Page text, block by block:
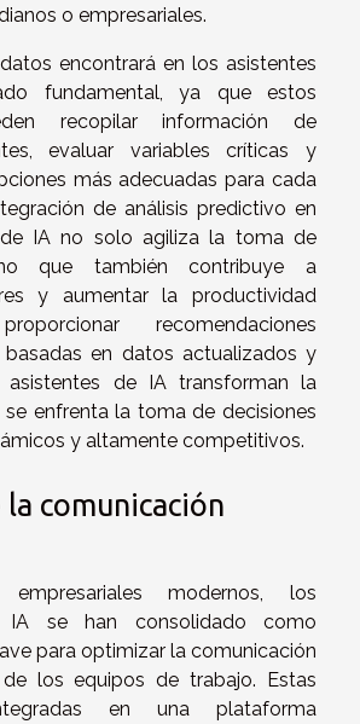
o empresariales.
encontrará en los asistentes
fundamental, ya que estos
recopilar información de
evaluar variables críticas y
más adecuadas para cada
de análisis predictivo en
IA no solo agiliza la toma de
que también contribuye a
y aumentar la productividad
recomendaciones
basadas en datos actualizados y
asistentes de IA transforman la
enfrenta la toma de decisiones
y altamente competitivos.
comunicación
modernos, los
IA se han consolidado como
para optimizar la comunicación
los equipos de trabajo. Estas
en una plataforma